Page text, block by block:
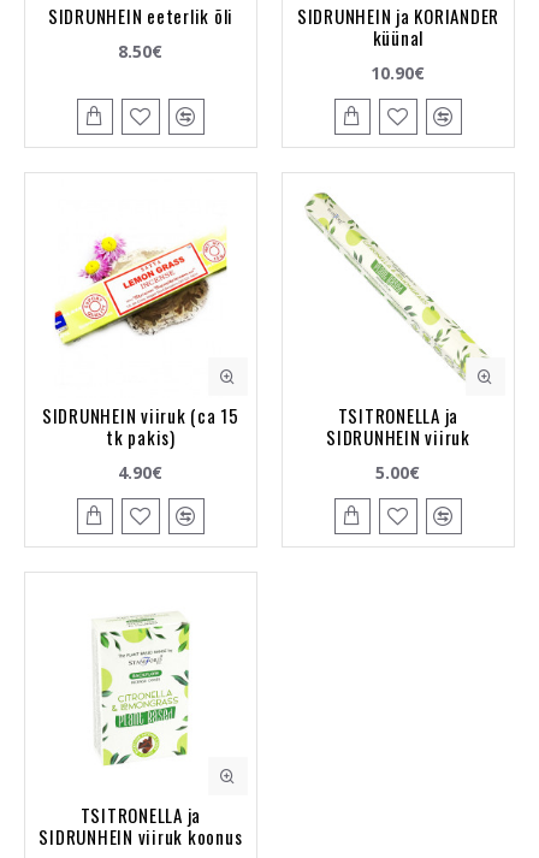
SIDRUNHEIN eeterlik õli
8.50€
SIDRUNHEIN ja KORIANDER
küünal
10.90€
SIDRUNHEIN viiruk (ca 15
tk pakis)
4.90€
TSITRONELLA ja
SIDRUNHEIN viiruk
5.00€
TSITRONELLA ja
SIDRUNHEIN viiruk koonus